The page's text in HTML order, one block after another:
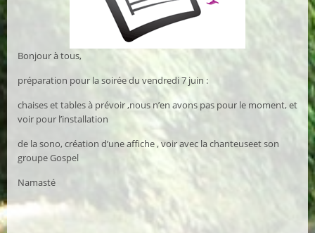
Bonjour à tous,
préparation pour la soirée du vendredi 7 juin :
chaises et tables à prévoir ,nous n’en avons pas pour le moment, et
voir pour l’installation
de la sono, création d’une affiche , voir avec la chanteuseet son
groupe Gospel
Namasté